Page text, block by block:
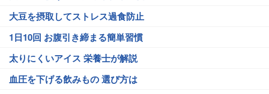
大豆を摂取してストレス過食防止
1日10回 お腹引き締まる簡単習慣
太りにくいアイス 栄養士が解説
血圧を下げる飲みもの 選び方は